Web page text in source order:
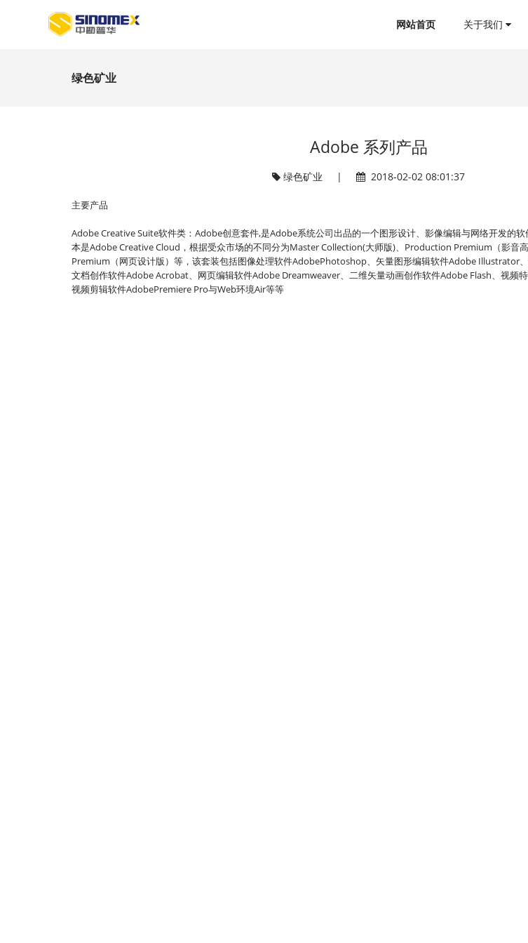
网站首页 关于我们
绿色矿业
Adobe 系列产品
绿色矿业 | 2018-02-02 08:01:37
主要产品
Adobe Creative Suite软件类：Adobe创意套件,是Adobe系统公司出品的一个图形设计、影像编辑与网络开发的
本是Adobe Creative Cloud，根据受众市场的不同分为Master Collection(大师版)、Production Premium（影音
Premium（网页设计版）等，该套装包括图像处理软件AdobePhotoshop、矢量图形编辑软件Adobe Illustrator
文档创作软件Adobe Acrobat、网页编辑软件Adobe Dreamweaver、二维矢量动画创作软件Adobe Flash、视频
视频剪辑软件AdobePremiere Pro与Web环境Air等等